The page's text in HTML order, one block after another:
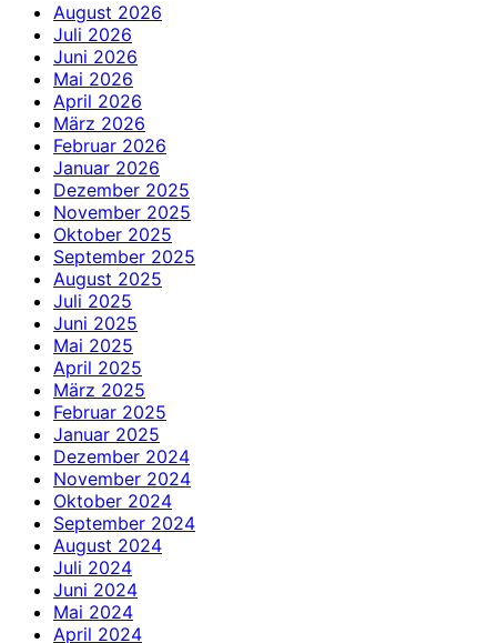
August 2026
Juli 2026
Juni 2026
Mai 2026
April 2026
März 2026
Februar 2026
Januar 2026
Dezember 2025
November 2025
Oktober 2025
September 2025
August 2025
Juli 2025
Juni 2025
Mai 2025
April 2025
März 2025
Februar 2025
Januar 2025
Dezember 2024
November 2024
Oktober 2024
September 2024
August 2024
Juli 2024
Juni 2024
Mai 2024
April 2024